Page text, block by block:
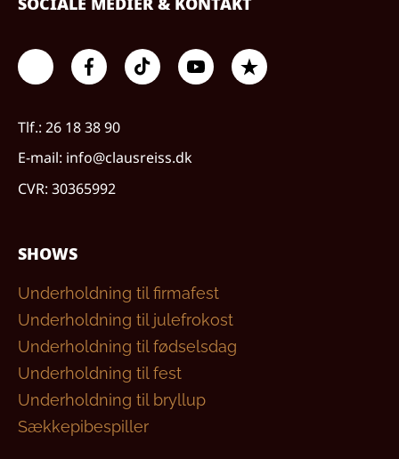
Tlf.: 26 18 38 90
E-mail: info@clausreiss.dk
CVR: 30365992
SHOWS
Underholdning til firmafest
Underholdning til julefrokost
Underholdning til fødselsdag
Underholdning til fest
Underholdning til bryllup
Sækkepibespiller